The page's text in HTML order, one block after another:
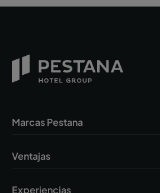
Marcas Pestana
Ventajas
Experiencias